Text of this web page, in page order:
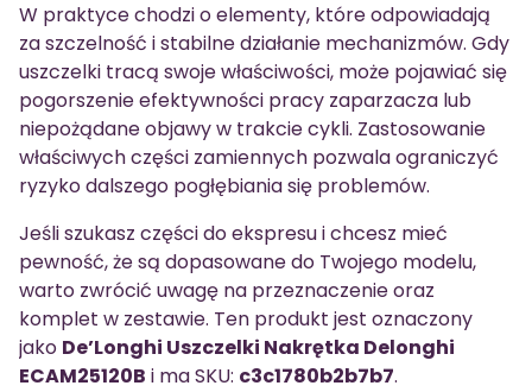
W praktyce chodzi o elementy, które odpowiadają
za szczelność i stabilne działanie mechanizmów. Gdy
uszczelki tracą swoje właściwości, może pojawiać się
pogorszenie efektywności pracy zaparzacza lub
niepożądane objawy w trakcie cykli. Zastosowanie
właściwych części zamiennych pozwala ograniczyć
ryzyko dalszego pogłębiania się problemów.
Jeśli szukasz części do ekspresu i chcesz mieć
pewność, że są dopasowane do Twojego modelu,
warto zwrócić uwagę na przeznaczenie oraz
komplet w zestawie. Ten produkt jest oznaczony
jako De’Longhi Uszczelki Nakrętka Delonghi
ECAM25120B i ma SKU: c3c1780b2b7b7.